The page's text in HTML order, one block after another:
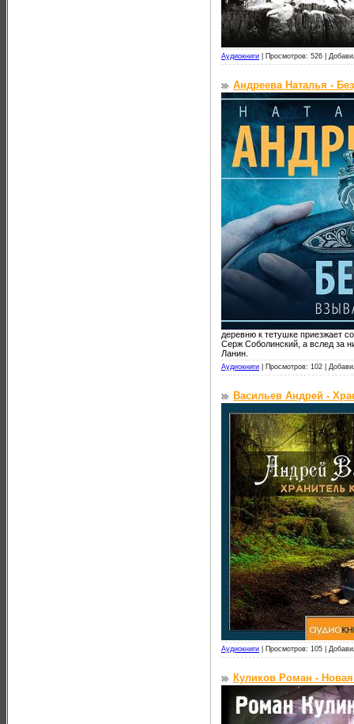
Аудиокниги Просмотров: 526 |
Андреева Наталья -
деревню к тетушке приезжает
Серж Соболинский, а вслед за
Ланин.
Аудиокниги Просмотров: 102 |
Васильев Андрей -
Аудиокниги Просмотров: 105 |
Куликов Роман -